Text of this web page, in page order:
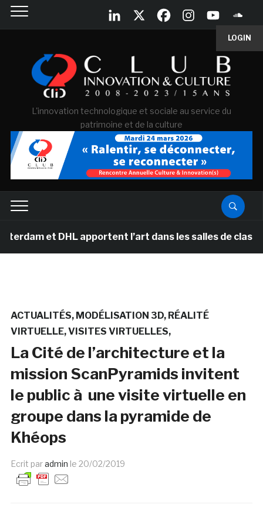
LOGIN
L'innovation technologique et sociale au service du
patrimoine et de la culture
et DHL apportent l’art dans les salles de classe des
ACTUALITÉS MODÉLISATION 3D RÉALITÉ
VIRTUELLE VISITES VIRTUELLES
La Cité de l’architecture et la
mission ScanPyramids invitent
le public à une visite virtuelle en
groupe dans la pyramide de
Khéops
Ecrit paradmin le 20/02/2019